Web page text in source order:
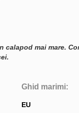
calapod mai mare.
Ghid marimi:
EU